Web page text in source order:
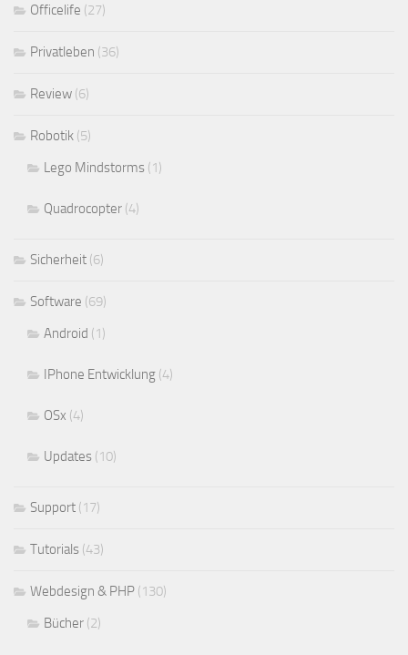
Officelife (27)
Privatleben (36)
Review (6)
Robotik (5)
Lego Mindstorms (1)
Quadrocopter (4)
Sicherheit (6)
Software (69)
Android (1)
IPhone Entwicklung (4)
OSx (4)
Updates (10)
Support (17)
Tutorials (43)
Webdesign & PHP (130)
Bücher (2)